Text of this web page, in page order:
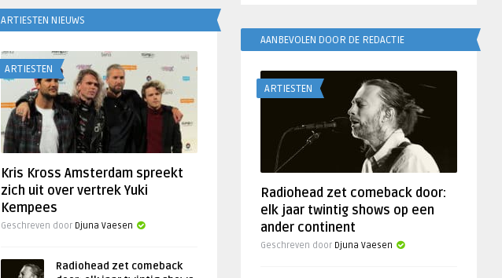
ARTIESTEN NIEUWS
ARTIESTEN
Kris Kross Amsterdam spreekt
zich uit over vertrek Yuki
Kempees
Geschreven door Djuna Vaesen
Radiohead zet comeback
AANBEVOLEN DOOR DE REDACTIE
ARTIESTEN
Radiohead zet comeback door:
elk jaar twintig shows op een
ander continent
Geschreven door Djuna Vaesen